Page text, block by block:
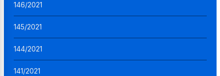
146/2021
145/2021
144/2021
141/2021